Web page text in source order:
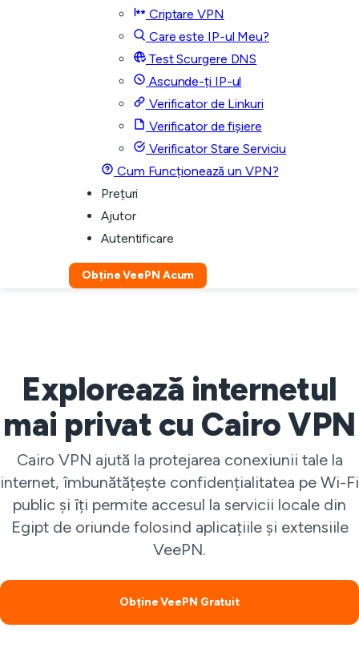
Criptare VPN
Care este IP-ul Meu?
Test Scurgere DNS
Ascunde-ți IP-ul
Verificator de Linkuri
Verificator de fișiere
Verificator Stare Serviciu
Cum Funcționează un VPN?
Prețuri
Ajutor
Autentificare
Obține VeePN Acum
Explorează internetul
mai privat cu Cairo VPN
Cairo VPN ajută la protejarea conexiunii tale la
internet, îmbunătățește confidențialitatea pe Wi-Fi
public și îți permite accesul la servicii locale din
Egipt de oriunde folosind aplicațiile și extensiile
VeePN.
Obține VeePN Gratuit